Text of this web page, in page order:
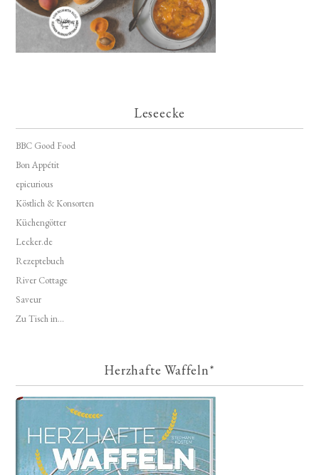
Leseecke
BBC Good Food
Bon Appétit
epicurious
Köstlich & Konsorten
Küchengötter
Lecker.de
Rezeptebuch
River Cottage
Saveur
Zu Tisch in...
Herzhafte Waffeln*